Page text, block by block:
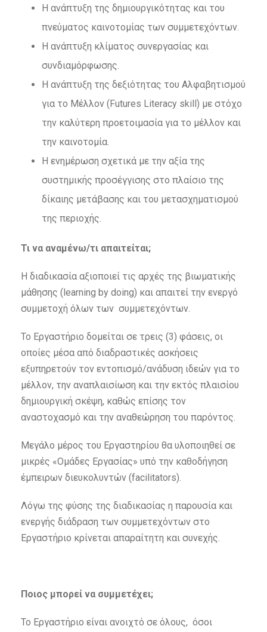
Η ανάπτυξη της δημιουργικότητας και του
πνεύματος καινοτομίας των συμμετεχόντων.
Η ανάπτυξη κλίματος συνεργασίας και
συνδιαμόρφωσης.
Η ανάπτυξη της δεξιότητας του Αλφαβητισμού
για το Μέλλον (Futures Literacy skill) με στόχο
την καλύτερη προετοιμασία για το μέλλον και
την καινοτομία.
Η ενημέρωση σχετικά με την αξία της
συστημικής προσέγγισης στο πλαίσιο της
δίκαιης μετάβασης και του μετασχηματισμού
της περιοχής.
Τι να αναμένω/τι απαιτείται;
Η διαδικασία αξιοποιεί τις αρχές της βιωματικής
μάθησης (learning by doing) και απαιτεί την ενεργό
συμμετοχή όλων των συμμετεχόντων.
Το Εργαστήριο δομείται σε τρεις (3) φάσεις, οι
οποίες μέσα από διαδραστικές ασκήσεις
εξυπηρετούν τον εντοπισμό/ανάδυση ιδεών για το
μέλλον, την αναπλαισίωση και την εκτός πλαισίου
δημιουργική σκέψη, καθώς επίσης τον
αναστοχασμό και την αναθεώρηση του παρόντος.
Μεγάλο μέρος του Εργαστηρίου θα υλοποιηθεί σε
μικρές «Ομάδες Εργασίας» υπό την καθοδήγηση
έμπειρων διευκολυντών (facilitators).
Λόγω της φύσης της διαδικασίας η παρουσία και
ενεργής διάδραση των συμμετεχόντων στο
Εργαστήριο κρίνεται απαραίτητη και συνεχής.
Ποιος μπορεί να συμμετέχει;
Το Εργαστήριο είναι ανοιχτό σε όλους, όσοι